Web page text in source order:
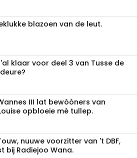
blazoen van de leut.
klaar voor deel 3 van Tusse de
III lat bewòòners van
opbloeie mè tullep.
nuuwe voorzitter van 't DBF,
bij Radiejoo Wana.